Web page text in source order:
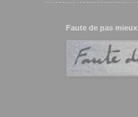
Faute de pas mieux